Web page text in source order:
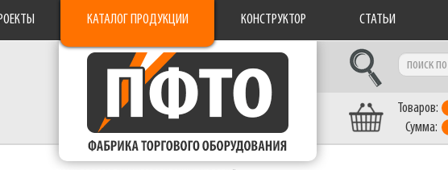
КАТАЛОГ ПРОДУКЦИИ КОНСТРУКТОР СТАТЬИ
Товаров:
Сумма: